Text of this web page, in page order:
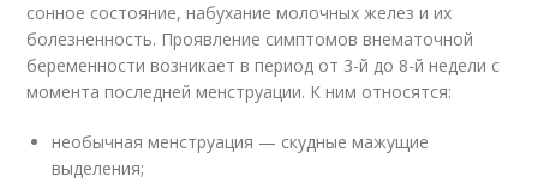
сонное состояние, набухание молочных желез и их
болезненность. Проявление симптомов внематочной
беременности возникает в период от 3-й до 8-й недели с
момента последней менструации. К ним относятся:
необычная менструация — скудные мажущие
выделения;